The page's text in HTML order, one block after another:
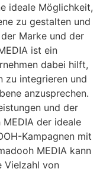
ideale Möglichkeit,
zu gestalten und
Marke und der
ist ein
dabei hilft,
zu integrieren und
anzusprechen.
und der
der ideale
Kampagnen mit
MEDIA kann
Vielzahl von